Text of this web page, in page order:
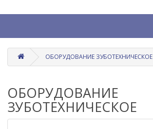
ОБОРУДОВАНИЕ ЗУБОТЕХНИЧЕСКОЕ
ОБОРУДОВАНИЕ
ЗУБОТЕХНИЧЕСКОЕ